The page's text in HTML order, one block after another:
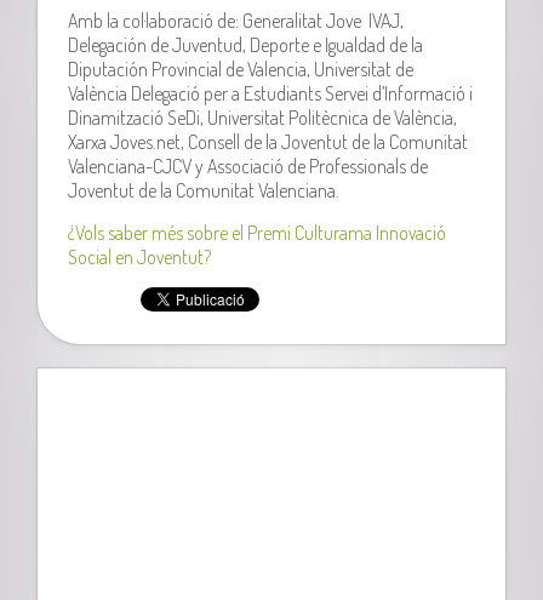
Amb la col·laboració de: Generalitat Jove IVAJ,
Delegación de Juventud, Deporte e Igualdad de la
Diputación Provincial de Valencia, Universitat de
València Delegació per a Estudiants Servei d’Informació i
Dinamització SeDi, Universitat Politècnica de València,
Xarxa Joves.net, Consell de la Joventut de la Comunitat
Valenciana-CJCV y Associació de Professionals de
Joventut de la Comunitat Valenciana.
¿Vols saber més sobre el Premi Culturama Innovació
Social en Joventut?